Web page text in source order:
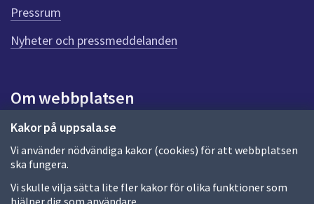
Kakor på uppsala.se
Vi använder nödvändiga kakor (cookies) för att webbplatsen
ska fungera.
Vi skulle vilja sätta lite fler kakor för olika funktioner som
hjälper dig som användare.
e
n
n
a
d
a
Pressrum
Nyheter och pressmeddelanden
Om webbplatsen
Om webbplatsen
Allmänna handlingar och diarium
Behandling av personuppgifter